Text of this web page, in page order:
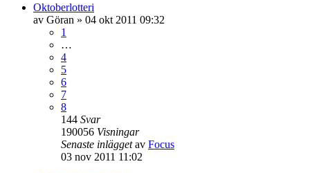
Oktoberlotteri
av Göran » 04 okt 2011 09:32
1
…
4
5
6
7
8
144 Svar
190056 Visningar
Senaste inläggetav Focus
03 nov 2011 11:02